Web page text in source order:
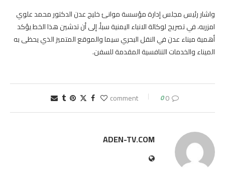
واشار رئيس مجلس إدارة مؤسسة موانئ خليج عدن الدكتور محمد علوي
امزربه، في تصريح لوكالة الانباء اليمنية سبأ، إلى أن تدشين هذا الخط يؤكد
أهمية ميناء عدن في النقل البحري سيما والموقع المتميز الذي يحظى به
الميناء والخدمات التنافسية المقدمة للسفن.
0 comment
0
ADEN-TV.COM